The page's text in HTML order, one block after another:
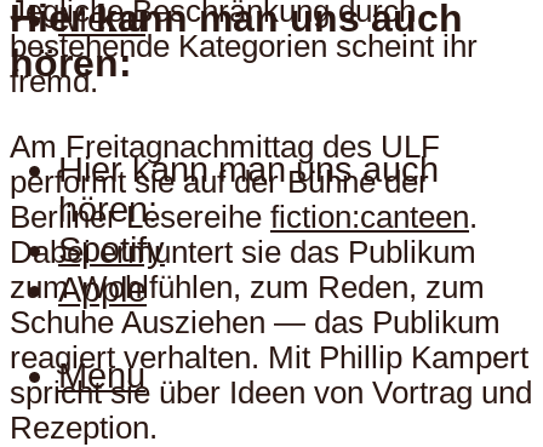
Menu
Hier kann man uns auch
hören:
Hier kann man uns auch
hören:
Spotify
Apple
Menu
Jegliche Beschränkung durch
bestehende Kategorien scheint ihr
fremd.
Am Freitagnachmittag des ULF
performt sie auf der Bühne der
Berliner Lesereihe fiction:canteen.
Dabei ermuntert sie das Publikum
zum Wohlfühlen, zum Reden, zum
Schuhe Ausziehen — das Publikum
reagiert verhalten. Mit Phillip Kampert
spricht sie über Ideen von Vortrag und
Rezeption.